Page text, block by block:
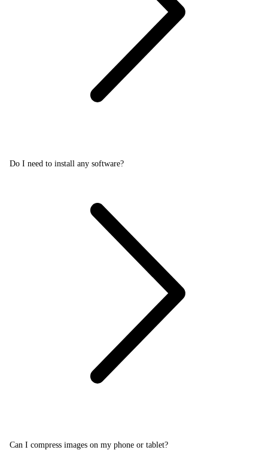
Do I need to install any software?
Can I compress images on my phone or tablet?